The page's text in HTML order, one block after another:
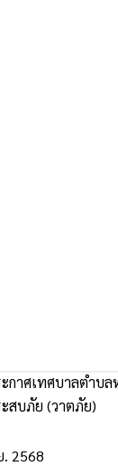
กาศเทศบาลตำบล
สบภัย (วาตภัย)
. 2568